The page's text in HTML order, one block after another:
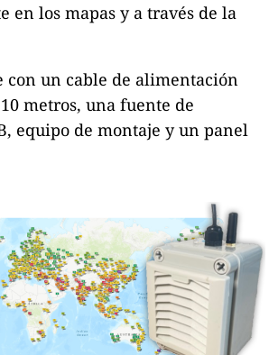
en los mapas y a través de la
con un cable de alimentación
metros, una fuente de
equipo de montaje y un panel